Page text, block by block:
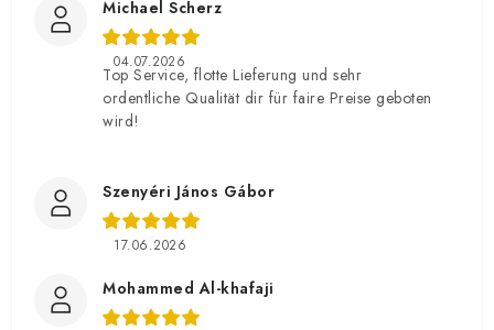
Michael Scherz
04.07.2026
Top Service, flotte Lieferung und sehr
ordentliche Qualität dir für faire Preise geboten
wird!
Szenyéri János Gábor
17.06.2026
Mohammed Al-khafaji